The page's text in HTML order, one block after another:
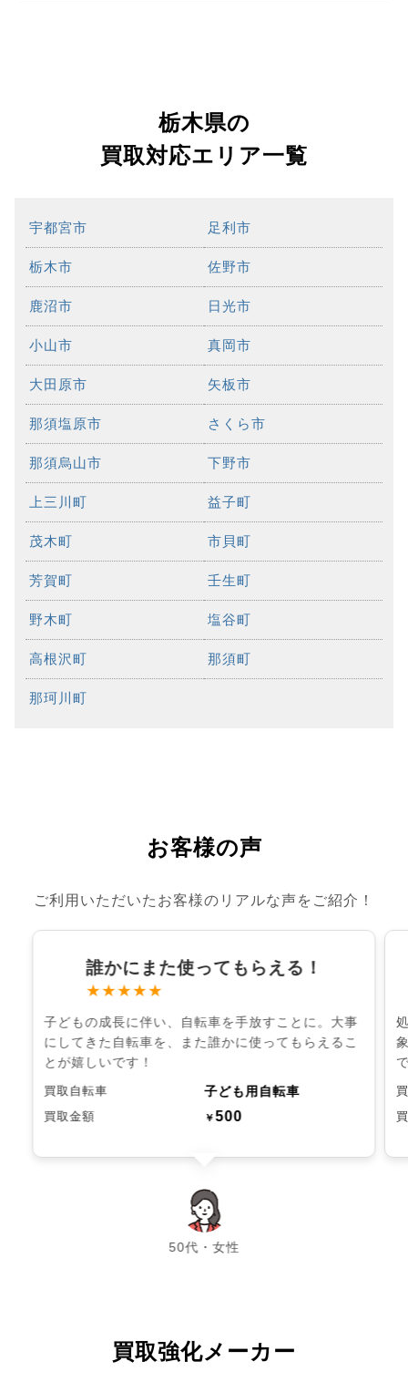
栃木県の
買取対応エリア一覧
宇都宮市 足利市
栃木市 佐野市
鹿沼市 日光市
小山市 真岡市
大田原市 矢板市
那須塩原市 さくら市
那須烏山市 下野市
上三川町 益子町
茂木町 市貝町
芳賀町 壬生町
野木町 塩谷町
高根沢町 那須町
那珂川町
お客様の声
ご利用いただいたお客様のリアルな声をご紹介！
誰かにまた使ってもらえる！
★★★★★
子どもの成長に伴い、自転車を手放すことに。大事
にしてきた自転車を、また誰かに使ってもらえるこ
とが嬉しいです！
買取自転車 子ども用自転車
買取金額 ￥500
50代・女性
chevron_left chevron_right
買取強化メーカー